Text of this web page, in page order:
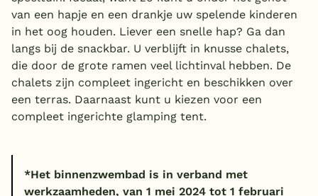
van een hapje en een drankje uw spelende kinderen
in het oog houden. Liever een snelle hap? Ga dan
langs bij de snackbar. U verblijft in knusse chalets,
die door de grote ramen veel lichtinval hebben. De
chalets zijn compleet ingericht en beschikken over
een terras. Daarnaast kunt u kiezen voor een
compleet ingerichte glamping tent.
*Het binnenzwembad is in verband met
werkzaamheden, van 1 mei 2024 tot 1 februari